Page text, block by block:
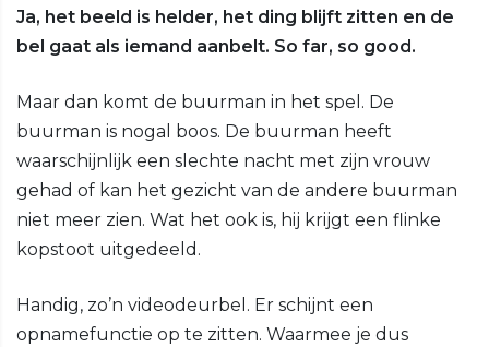
Ja, het beeld is helder, het ding blijft zitten en de
bel gaat als iemand aanbelt. So far, so good.
Maar dan komt de buurman in het spel. De
buurman is nogal boos. De buurman heeft
waarschijnlijk een slechte nacht met zijn vrouw
gehad of kan het gezicht van de andere buurman
niet meer zien. Wat het ook is, hij krijgt een flinke
kopstoot uitgedeeld.
Handig, zo’n videodeurbel. Er schijnt een
opnamefunctie op te zitten. Waarmee je dus